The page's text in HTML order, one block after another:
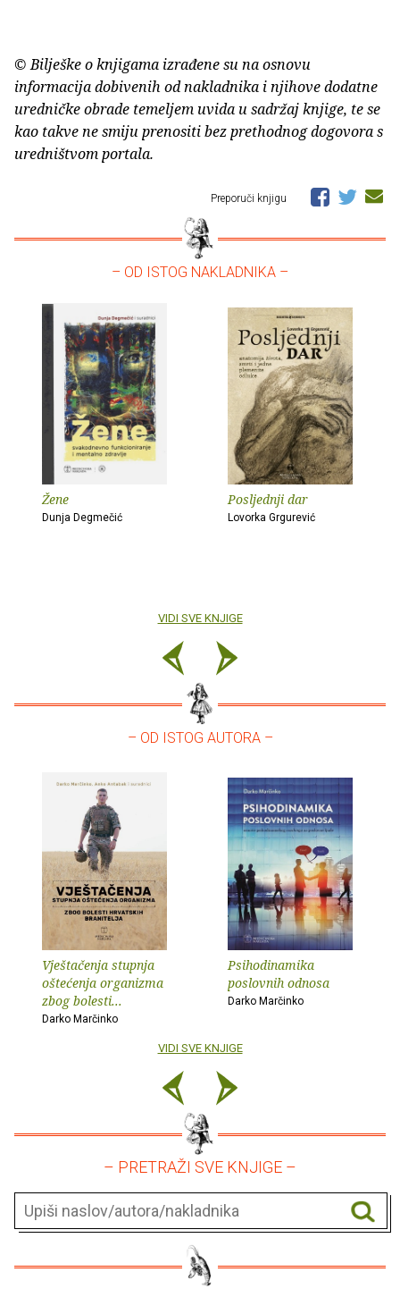
© Bilješke o knjigama izrađene su na osnovu
informacija dobivenih od nakladnika i njihove dodatne
uredničke obrade temeljem uvida u sadržaj knjige, te se
kao takve ne smiju prenositi bez prethodnog dogovora s
uredništvom portala.
Preporuči knjigu
– OD ISTOG NAKLADNIKA –
Žene
Dunja Degmečić
Posljednji dar
Lovorka Grgurević
VIDI SVE KNJIGE
– OD ISTOG AUTORA –
Vještačenja stupnja
oštećenja organizma
zbog bolesti...
Darko Marčinko
Psihodinamika
poslovnih odnosa
Darko Marčinko
VIDI SVE KNJIGE
– PRETRAŽI SVE KNJIGE –